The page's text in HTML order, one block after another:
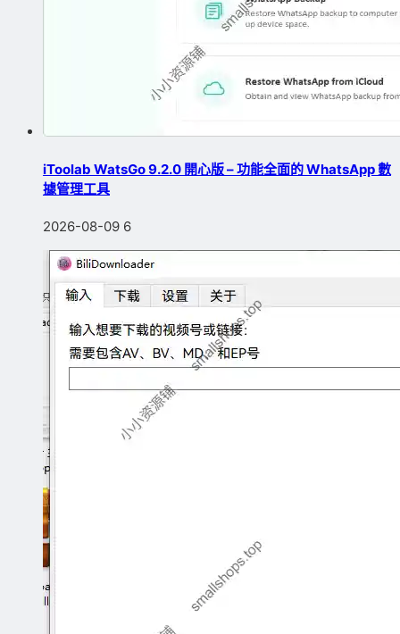
iToolab WatsGo 9.2.0 開心版 – 功能全面的 WhatsApp 數
據管理工具
2026-08-09 6